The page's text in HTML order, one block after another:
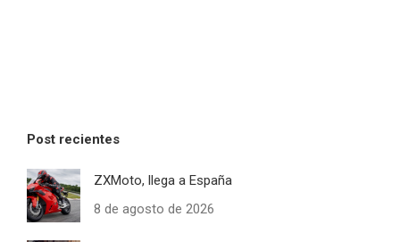
Post recientes
ZXMoto, llega a España
8 de agosto de 2026